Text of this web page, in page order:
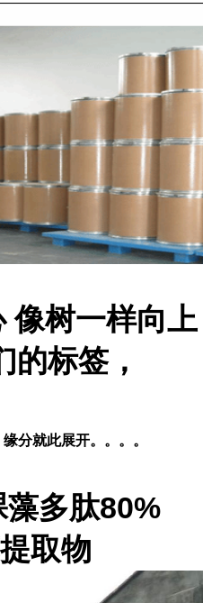
像树一样向上
的标签，
分就此展开。。。。
多肽80%
取物